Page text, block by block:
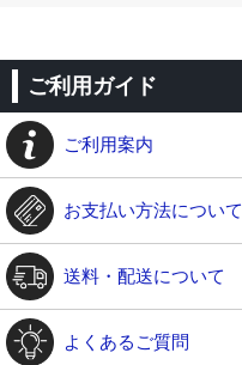
ご利用ガイド
ご利用案内
お支払い方法について
送料・配送について
よくあるご質問